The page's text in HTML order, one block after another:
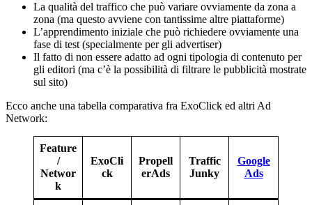
La qualità del traffico che può variare ovviamente da zona a
zona (ma questo avviene con tantissime altre piattaforme)
L’apprendimento iniziale che può richiedere ovviamente una
fase di test (specialmente per gli advertiser)
Il fatto di non essere adatto ad ogni tipologia di contenuto per
gli editori (ma c’è la possibilità di filtrare le pubblicità mostrate
sul sito)
Ecco anche una tabella comparativa fra ExoClick ed altri Ad
Network:
Feature
/
Networ
k
ExoCli
ck
Propell
erAds
Traffic
Junky
Google
Ads